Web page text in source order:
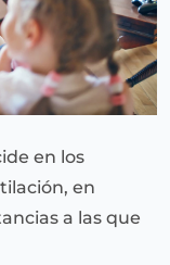
en los
en
a las que